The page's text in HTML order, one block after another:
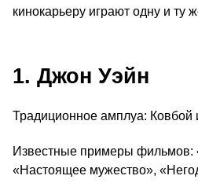
кинокарьеру играют одну и ту
1. Джон Уэйн
Традиционное амплуа: Ковбой
Известные примеры фильмов:
«Настоящее мужество»,